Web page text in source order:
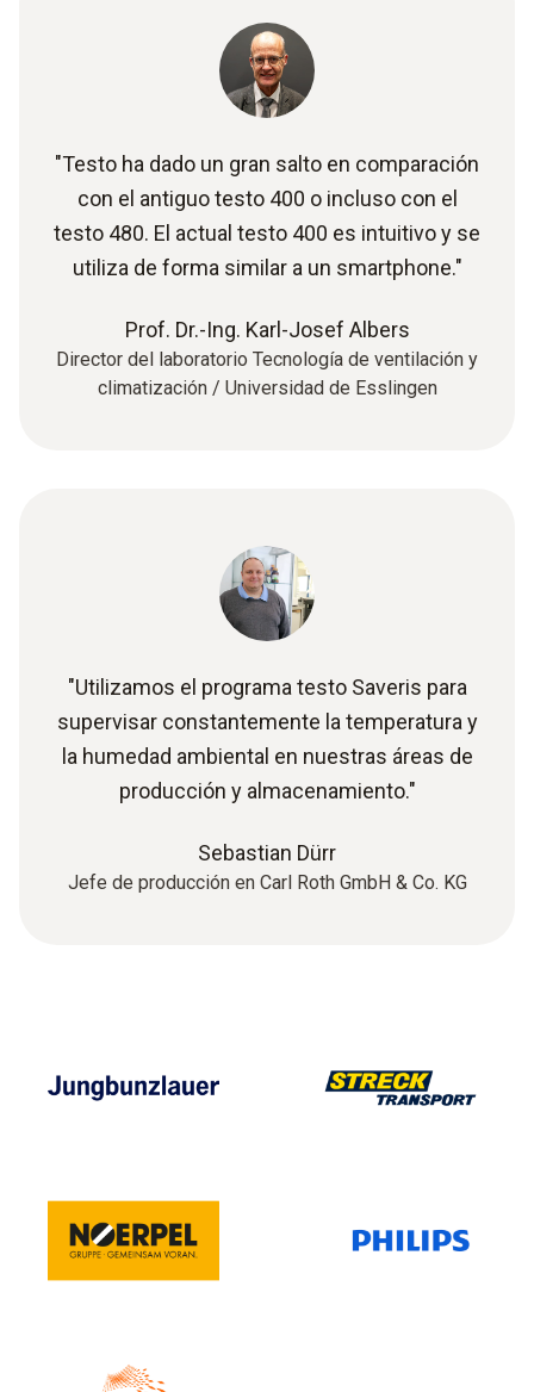
"Testo ha dado un gran salto en comparación
con el antiguo testo 400 o incluso con el
testo 480. El actual testo 400 es intuitivo y se
utiliza de forma similar a un smartphone."
Prof. Dr.-Ing. Karl-Josef Albers
Director del laboratorio Tecnología de ventilación y
climatización / Universidad de Esslingen
"Utilizamos el programa testo Saveris para
supervisar constantemente la temperatura y
la humedad ambiental en nuestras áreas de
producción y almacenamiento."
Sebastian Dürr
Jefe de producción en Carl Roth GmbH & Co. KG